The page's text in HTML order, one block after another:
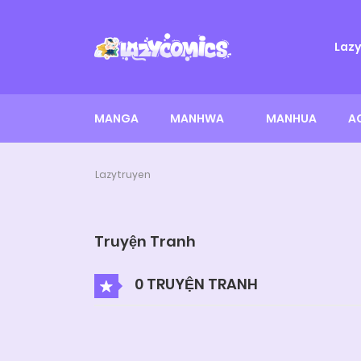
MANGA MANHWA MANHUA
Lazytruyen
Truyện Tranh
0 TRUYỆN TRANH